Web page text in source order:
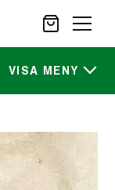
SÖK
VISA MENY